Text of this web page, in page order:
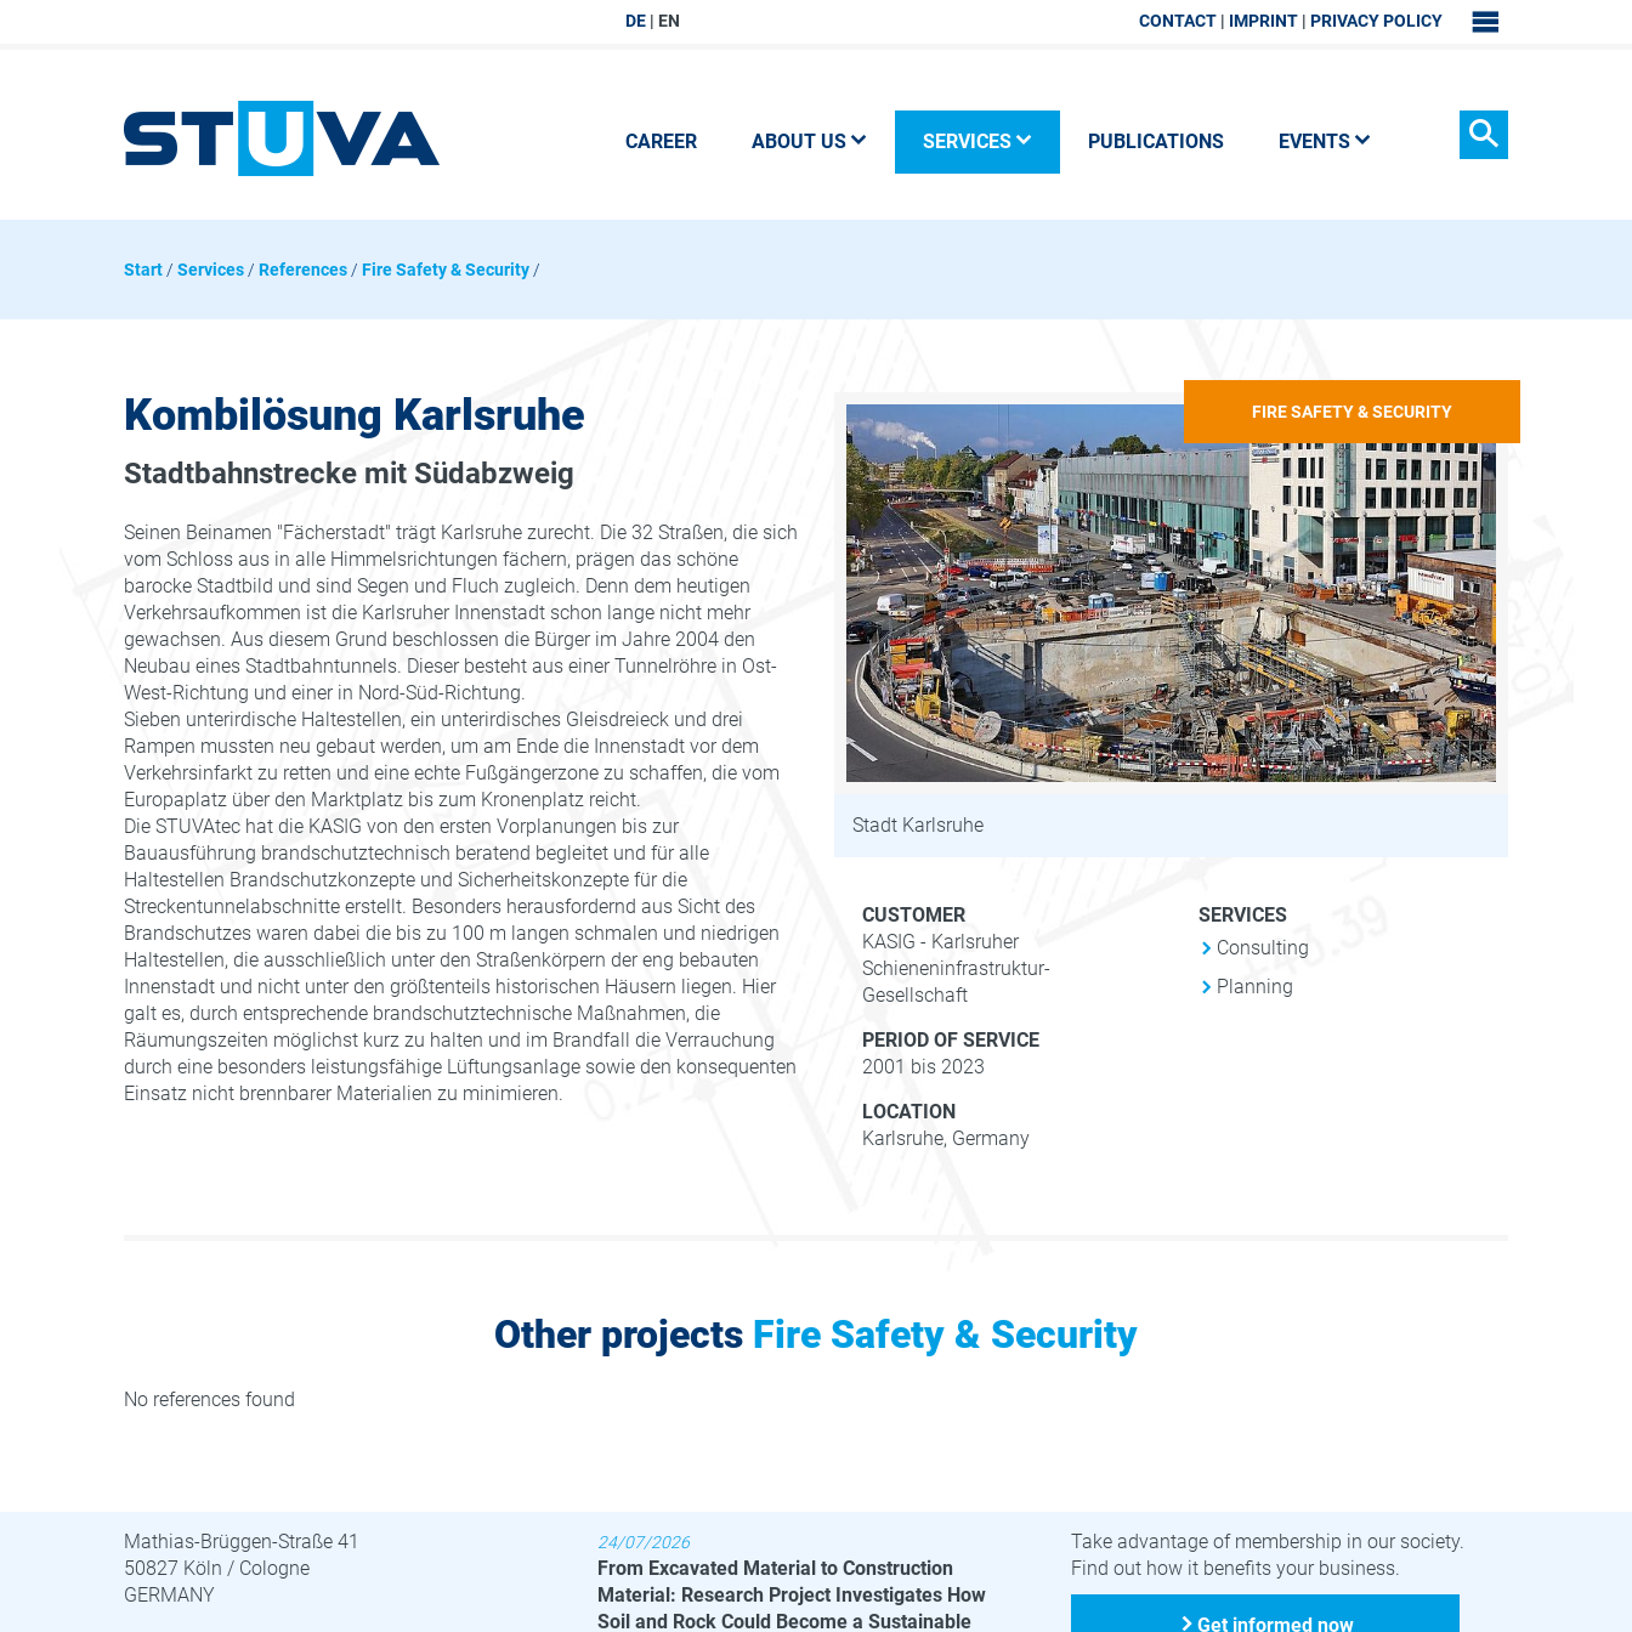
DE
EN
SITEMAP
CONTACT IMPRINT PRIVACY POLICY
CAREER ABOUT US SERVICES PUBLICATIONS EVENTS
Start / Services / References / Fire Safety & Security /
Kombilösung Karlsruhe
Stadtbahnstrecke mit Südabzweig
Seinen Beinamen "Fächerstadt" trägt Karlsruhe zurecht. Die 32 Straßen, die sich
vom Schloss aus in alle Himmelsrichtungen fächern, prägen das schöne
barocke Stadtbild und sind Segen und Fluch zugleich. Denn dem heutigen
Verkehrsaufkommen ist die Karlsruher Innenstadt schon lange nicht mehr
gewachsen. Aus diesem Grund beschlossen die Bürger im Jahre 2004 den
Neubau eines Stadtbahntunnels. Dieser besteht aus einer Tunnelröhre in Ost-
West-Richtung und einer in Nord-Süd-Richtung.
Sieben unterirdische Haltestellen, ein unterirdisches Gleisdreieck und drei
Rampen mussten neu gebaut werden, um am Ende die Innenstadt vor dem
Verkehrsinfarkt zu retten und eine echte Fußgängerzone zu schaffen, die vom
Europaplatz über den Marktplatz bis zum Kronenplatz reicht.
Die STUVAtec hat die KASIG von den ersten Vorplanungen bis zur
Bauausführung brandschutztechnisch beratend begleitet und für alle
Haltestellen Brandschutzkonzepte und Sicherheitskonzepte für die
Streckentunnelabschnitte erstellt. Besonders herausfordernd aus Sicht des
Brandschutzes waren dabei die bis zu 100 m langen schmalen und niedrigen
Haltestellen, die ausschließlich unter den Straßenkörpern der eng bebauten
Innenstadt und nicht unter den größtenteils historischen Häusern liegen. Hier
galt es, durch entsprechende brandschutztechnische Maßnahmen, die
Räumungszeiten möglichst kurz zu halten und im Brandfall die Verrauchung
durch eine besonders leistungsfähige Lüftungsanlage sowie den konsequenten
Einsatz nicht brennbarer Materialien zu minimieren.
FIRE SAFETY & SECURITY
Stadt Karlsruhe
CUSTOMER
KASIG - Karlsruher
Schieneninfrastruktur-
Gesellschaft
PERIOD OF SERVICE
2001 bis 2023
LOCATION
Karlsruhe, Germany
SERVICES
Consulting
Planning
Other projects Fire Safety & Security
No references found
Mathias-Brüggen-Straße 41
50827 Köln / Cologne
GERMANY
24/07/2026
From Excavated Material to Construction
Material: Research Project Investigates How
Soil and Rock Could Become a Sustainable
Take advantage of membership in our society.
Find out how it benefits your business.
Get informed now